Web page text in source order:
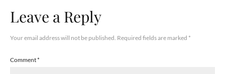
Leave a Reply
Your email address will not be published. Required fields are marked *
Comment*